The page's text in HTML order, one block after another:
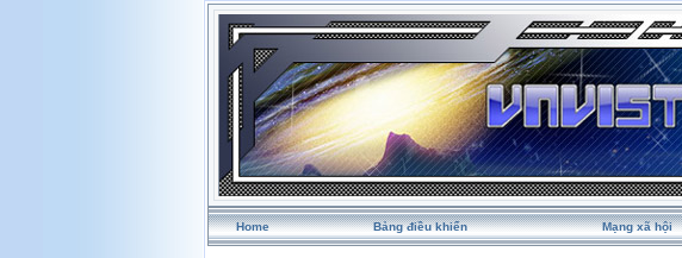
Home Bảng điều khiển Mạng xã hội